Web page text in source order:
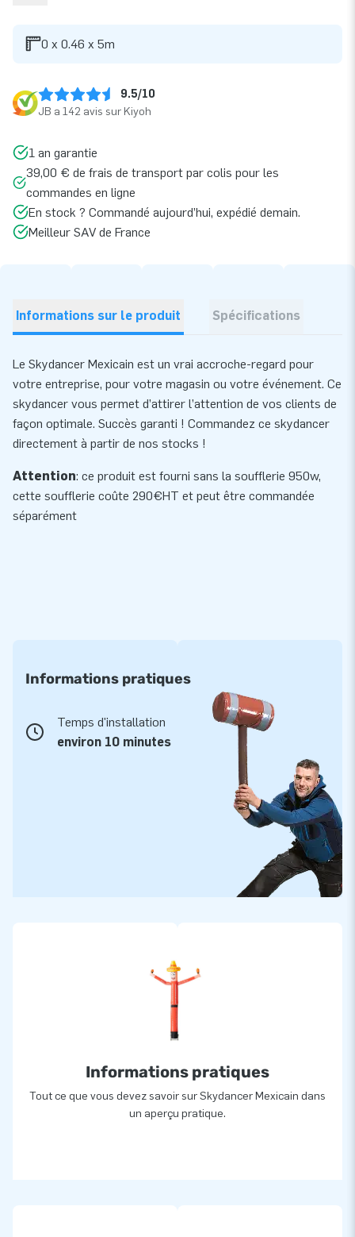
0 x 0.46 x 5m
9.5/10
JB a 142 avis sur Kiyoh
1 an garantie
39,00 € de frais de transport par colis pour les
commandes en ligne
En stock ? Commandé aujourd’hui, expédié demain.
Meilleur SAV de France
Informations sur le produit Spécifications
Le Skydancer Mexicain est un vrai accroche-regard pour
votre entreprise, pour votre magasin ou votre événement. Ce
skydancer vous permet d’attirer l’attention de vos clients de
façon optimale. Succès garanti ! Commandez ce skydancer
directement à partir de nos stocks !
Attention: ce produit est fourni sans la soufflerie 950w,
cette soufflerie coûte 290€HT et peut être commandée
séparément
Informations pratiques
Temps d'installation
environ 10 minutes
Informations pratiques
Tout ce que vous devez savoir sur Skydancer Mexicain dans
un aperçu pratique.